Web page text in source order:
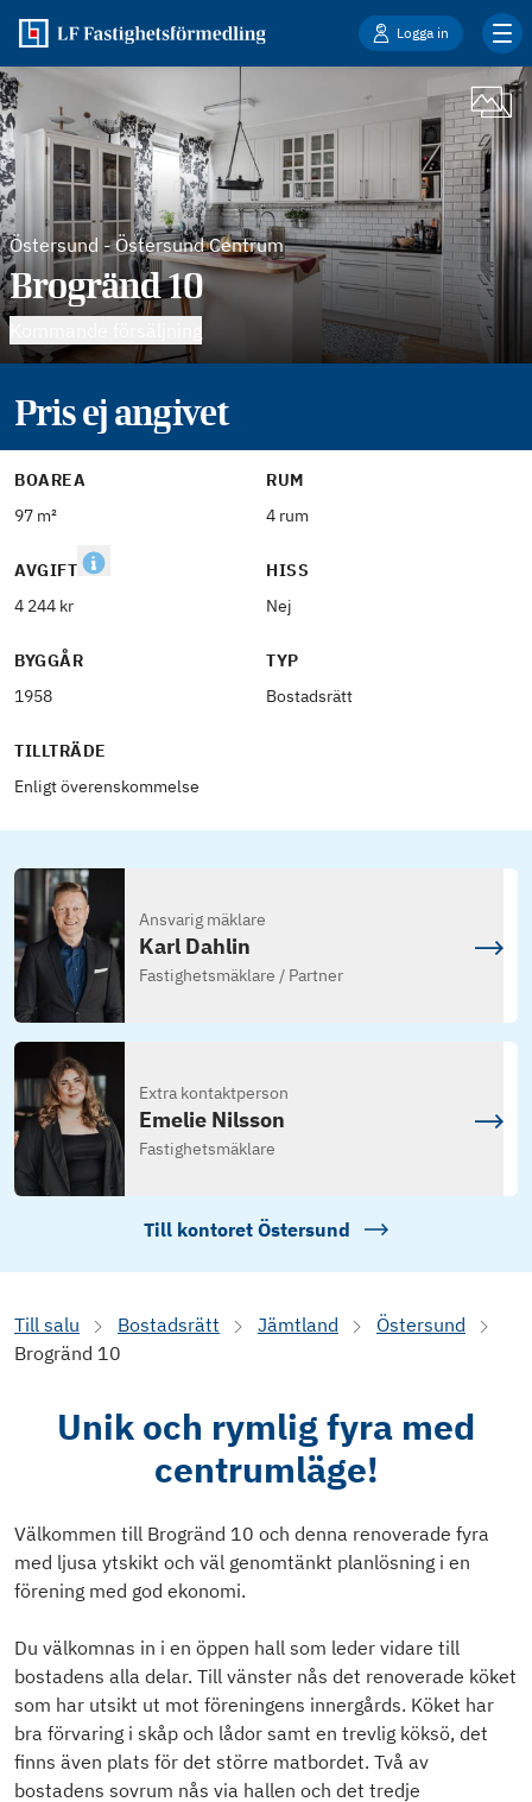
Logga in
Östersund -Östersund Centrum
Brogränd 10
Pris ej angivet
BOAREA
97 m²
RUM
4 rum
AVGIFT
4 244 kr
HISS
Nej
BYGGÅR
1958
TYP
Bostadsrätt
TILLTRÄDE
Enligt överenskommelse
Ansvarig mäklare
Karl Dahlin
Fastighetsmäklare / Partner
Extra kontaktperson
Emelie Nilsson
Fastighetsmäklare
Till kontoret Östersund
Till salu Bostadsrätt Jämtland
Östersund
Brogränd 10
Unik och rymlig fyra med
centrumläge!
Välkommen till Brogränd 10 och denna renoverade fyra
med ljusa ytskikt och väl genomtänkt planlösning i en
förening med god ekonomi.
Du välkomnas in i en öppen hall som leder vidare till
bostadens alla delar. Till vänster nås det renoverade köket
som har utsikt ut mot föreningens innergårds. Köket har
bra förvaring i skåp och lådor samt en trevlig köksö, det
finns även plats för det större matbordet. Två av
bostadens sovrum nås via hallen och det tredje